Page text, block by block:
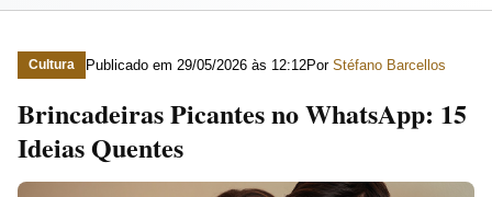
Cultura Publicado em 29/05/2026 às 12:12Por Stéfano Barcellos
Brincadeiras Picantes no WhatsApp: 15
Ideias Quentes